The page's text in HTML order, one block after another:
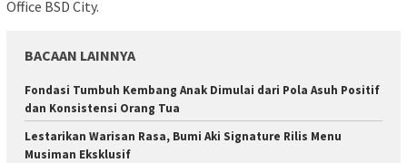
Office BSD City.
BACAAN LAINNYA
Fondasi Tumbuh Kembang Anak Dimulai dari Pola Asuh Positif
dan Konsistensi Orang Tua
​Lestarikan Warisan Rasa, Bumi Aki Signature Rilis Menu
Musiman Eksklusif